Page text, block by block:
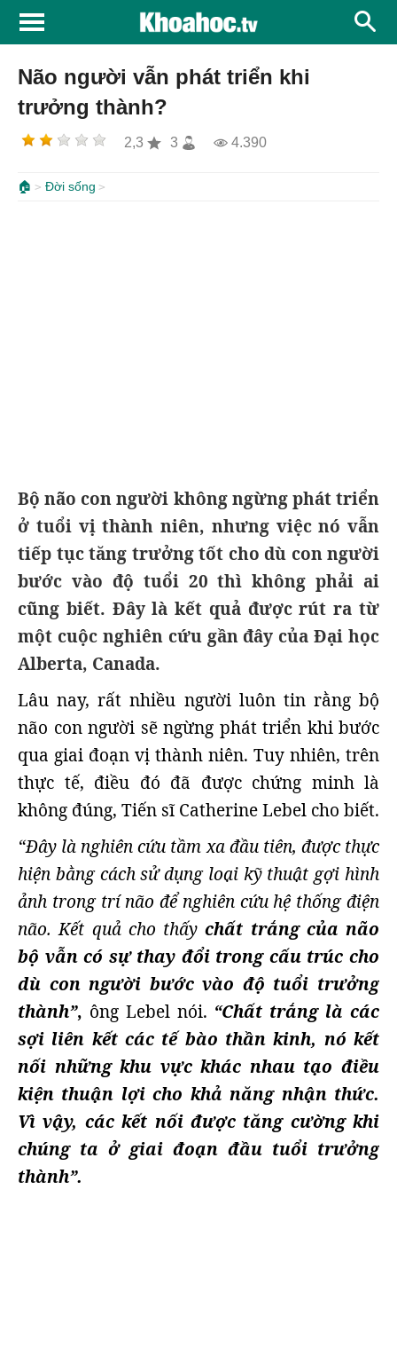
Não người vẫn phát triển khi
trưởng thành?
2,3 3 4.390
🏠 Đời sống
Bộ não con người không ngừng phát triển
ở tuổi vị thành niên, nhưng việc nó vẫn
tiếp tục tăng trưởng tốt cho dù con người
bước vào độ tuổi 20 thì không phải ai
cũng biết. Đây là kết quả được rút ra từ
một cuộc nghiên cứu gần đây của Đại học
Alberta, Canada.
Lâu nay, rất nhiều người luôn tin rằng bộ
não con người sẽ ngừng phát triển khi bước
qua giai đoạn vị thành niên. Tuy nhiên, trên
thực tế, điều đó đã được chứng minh là
không đúng, Tiến sĩ Catherine Lebel cho biết.
“Đây là nghiên cứu tầm xa đầu tiên, được thực
hiện bằng cách sử dụng loại kỹ thuật gợi hình
ảnh trong trí não để nghiên cứu hệ thống điện
não. Kết quả cho thấychất trắng của não
bộ vẫn có sự thay đổi trong cấu trúc cho
dù con người bước vào độ tuổi trưởng
thành”, ông Lebel nói. “Chất trắng là các
sợi liên kết các tế bào thần kinh, nó kết
nối những khu vực khác nhau tạo điều
kiện thuận lợi cho khả năng nhận thức.
Vì vậy, các kết nối được tăng cường khi
chúng ta ở giai đoạn đầu tuổi trưởng
thành”.